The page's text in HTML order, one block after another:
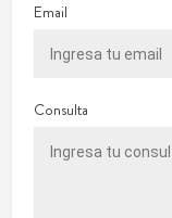
Email
Consulta